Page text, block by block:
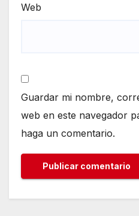
Web
Guardar mi nombre,
web en este navegador
haga un comentario.